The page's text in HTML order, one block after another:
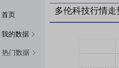
首页
我的数据
热门数据
多伦科技行情走